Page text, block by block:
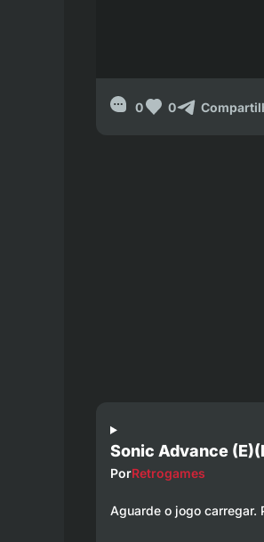
0 0
Sonic Advance
PorRetrogames
Aguarde o jogo carregar.